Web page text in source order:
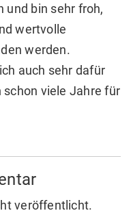
und bin sehr froh,
wertvolle
werden.
auch sehr dafür
schon viele Jahre für
veröffentlicht.